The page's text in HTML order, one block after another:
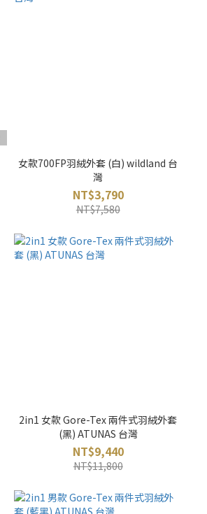
女款700FP羽絨外套 (白) wildland 台
灣
NT$3,790
NT$7,580
2in1 女款 Gore-Tex 兩件式羽絨外套
(黑) ATUNAS 台灣
NT$9,440
NT$11,800